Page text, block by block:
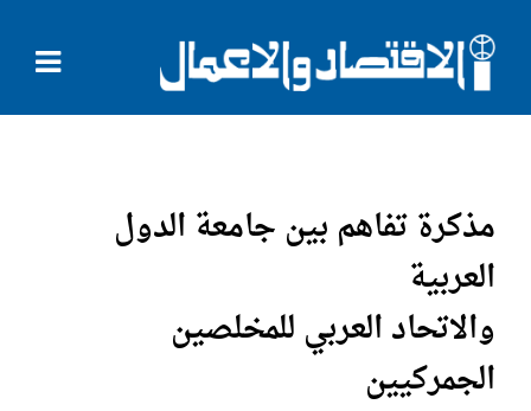
مذكرة تفاهم بين جامعة الدول
العربية
والاتحاد العربي للمخلصين
الجمركيين